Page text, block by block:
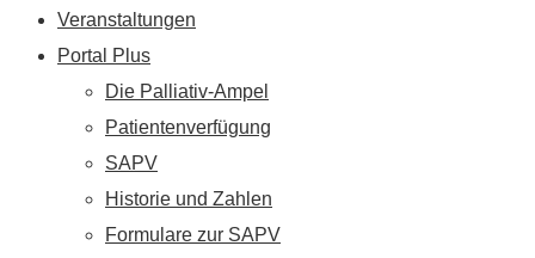
Veranstaltungen
Portal Plus
Die Palliativ-Ampel
Patientenverfügung
SAPV
Historie und Zahlen
Formulare zur SAPV